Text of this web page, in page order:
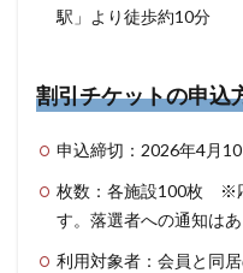
駅」より徒歩約10分
割引チケットの申込
申込締切：2026年4月10
枚数：各施設100枚 ※
す。落選者への通知は
利用対象者：会員と同